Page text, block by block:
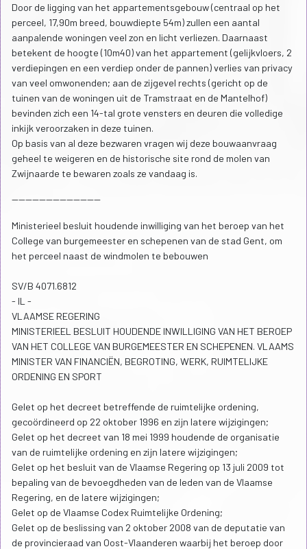
Door de ligging van het appartementsgebouw (centraal op het
perceel, 17,90m breed, bouwdiepte 54m) zullen een aantal
aanpalende woningen veel zon en licht verliezen. Daarnaast
betekent de hoogte (10m40) van het appartement (gelijkvloers, 2
verdiepingen en een verdiep onder de pannen) verlies van privacy
van veel omwonenden; aan de zijgevel rechts (gericht op de
tuinen van de woningen uit de Tramstraat en de Mantelhof)
bevinden zich een 14-tal grote vensters en deuren die volledige
inkijk veroorzaken in deze tuinen.
Op basis van al deze bezwaren vragen wij deze bouwaanvraag
geheel te weigeren en de historische site rond de molen van
Zwijnaarde te bewaren zoals ze vandaag is.
--------------------------
Ministerieel besluit houdende inwilliging van het beroep van het
College van burgemeester en schepenen van de stad Gent, om
het perceel naast de windmolen te bebouwen
SV/B 4071.6812
- IL -
VLAAMSE REGERING
MINISTERIEEL BESLUIT HOUDENDE INWILLIGING VAN HET BEROEP
VAN HET COLLEGE VAN BURGEMEESTER EN SCHEPENEN. VLAAMS
MINISTER VAN FINANCIËN, BEGROTING, WERK, RUIMTELIJKE
ORDENING EN SPORT
Gelet op het decreet betreffende de ruimtelijke ordening,
gecoördineerd op 22 oktober 1996 en zijn latere wijzigingen;
Gelet op het decreet van 18 mei 1999 houdende de organisatie
van de ruimtelijke ordening en zijn latere wijzigingen;
Gelet op het besluit van de Vlaamse Regering op 13 juli 2009 tot
bepaling van de bevoegdheden van de leden van de Vlaamse
Regering, en de latere wijzigingen;
Gelet op de Vlaamse Codex Ruimtelijke Ordening;
Gelet op de beslissing van 2 oktober 2008 van de deputatie van
de provincieraad van Oost-Vlaanderen waarbij het beroep door